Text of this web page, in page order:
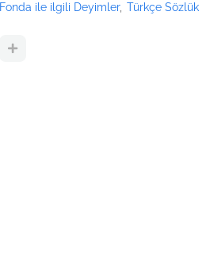
Fonda ile ilgili Deyimler Türkçe Sözlük